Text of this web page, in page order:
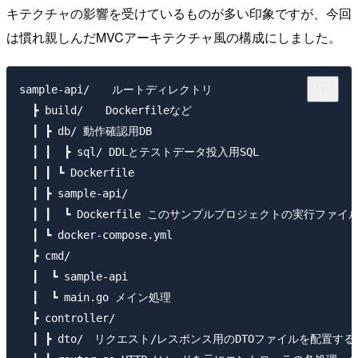
キテクチャの影響を受けているものが多い印象ですが、今回
は慣れ親しんだMVCアーキテクチャ風の構成にしました。
sample-api/　　ルートディレクトリ
  ┣ build/　　Dockerfileなど
  ┃ ┣ db/ 動作確認用DB
  ┃ ┃  ┣ sql/ DDLとテストデータ投入用SQL
  ┃ ┃ ┗ Dockerfile
  ┃ ┣ sample-api/
┃ ┃  ┗ Dockerfile このサンプルプロジェクトの実行ファイ
  ┃ ┗ docker-compose.yml
  ┣ cmd/
  ┃  ┗ sample-api
  ┃  ┗ main.go メイン処理
  ┣ controller/
  ┃ ┣ dto/　リクエスト/レスポンス用のDTOファイルを配置する